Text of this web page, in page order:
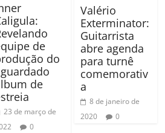
de
do
de
23 de março de
0
Valério
Exterminator:
Guitarrista
abre agenda
para turnê
comemorativ
a
8 de janeiro de
2020
0